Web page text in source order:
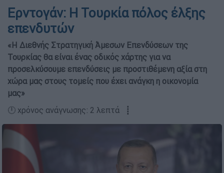
Ερντογάν: Η Τουρκία πόλος έλξης
επενδυτών
«H Διεθνής Στρατηγική Άμεσων Επενδύσεων της
Τουρκίας θα είναι ένας οδικός χάρτης για να
προσελκύσουμε επενδύσεις με προστιθέμενη αξία στη
χώρα μας στους τομείς που έχει ανάγκη η οικονομία
μας»
🕛 χρόνος ανάγνωσης: 2 λεπτά ┋